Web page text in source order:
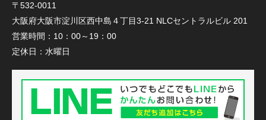
〒532-0011
大阪府大阪市淀川区西中島４丁目3-21 NLCセントラルビル 201
営業時間： 10：00～19：00
定休日： 水曜日